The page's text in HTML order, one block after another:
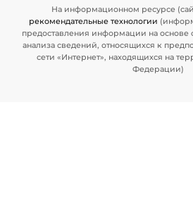
На информационном ресурсе
рекомендательные технологии
предоставления информации на основе
анализа сведений, относящихся к
сети «Интернет», находящихся на
Федерации)